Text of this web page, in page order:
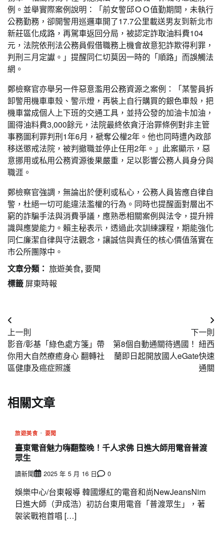
例。並舉實際案例說明：「前女警邱ＯＯ值勤期間，未執行
公務勤務，卻開警用巡邏車開了17.7公里載送男友到新北市
新莊區化成路，再駕車返回分局，被認定詐取油料費104
元，法院依刑法公務員假借職務上機會故意犯詐欺得利罪，
判刑三月定讞。」提醒同仁切莫因一時的「順路」而誤觸法
網。
鄭檢察官亦舉另一件惡意濫用公務資源之案例：「某警員拆
卸警用機車車殼、警示燈，再裝上自行購買的銀色車殼，把
機車當成個人上下班的交通工具，並持公發的加油卡加油，
圖得油料費3,000餘元，法院最終依貪汙治罪條例對非主管
事務圖利罪判刑1年6月，褫奪公權2年。他也同時遭內政部
移送懲戒法院，被判撤職並停止任用2年。」此案顯示，惡
意挪用或私用公務資源後果嚴重，足以影響公務人員身分與
職涯。
鄭檢察官強調，無論出於便利或私心，公務人員皆應自律自
警，杜絕一切可能違法濫權的行為。同時也提醒面對層出不
窮的詐騙手法與消費爭議，應熟悉相關案例與法令，提升辨
識與應變能力。賴主秘表示，透過此次訓練課程，期能強化
同仁廉潔自律與守法觀念，讓誠信與責任的核心價值落實在
市公所團隊中。
文章分類： 旅遊美食,要聞
標籤 屏東時報
文
章
導
覽
上一則
影音/彰基「綠色處方箋」帶
你用大自然療癒身心 翻轉社
區健康及癌症照護
下一則
第8個自動通關待遇國！ 紐西
蘭即日起開放國人eGate快速
通關
相關文章
旅遊美食 要聞
臺東電音魅力嗨翻整晚！千人求佛 日進大師用電音普渡
眾生
讀新聞 2025 年 5 月 16 日 0
娛樂中心/台東報導 韓國爆紅的電音和尚NewJeansNim
日進大師（尹成浩）初訪台東用電音「普渡眾生」，著
袈裟戰袍首唱 […]